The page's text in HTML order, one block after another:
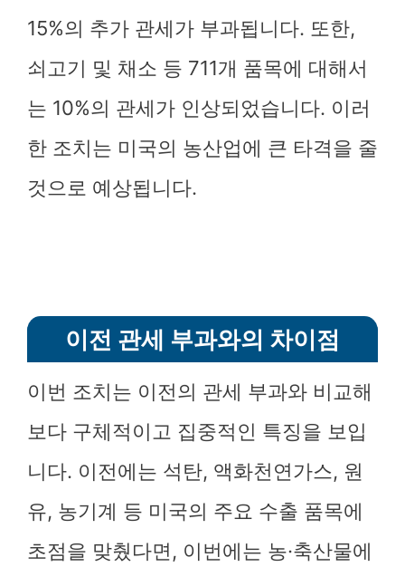
15%의 추가 관세가 부과됩니다. 또한,
쇠고기 및 채소 등 711개 품목에 대해서
는 10%의 관세가 인상되었습니다. 이러
한 조치는 미국의 농산업에 큰 타격을 줄
것으로 예상됩니다.
이전 관세 부과와의 차이점
이번 조치는 이전의 관세 부과와 비교해
보다 구체적이고 집중적인 특징을 보입
니다. 이전에는 석탄, 액화천연가스, 원
유, 농기계 등 미국의 주요 수출 품목에
초점을 맞췄다면, 이번에는 농·축산물에